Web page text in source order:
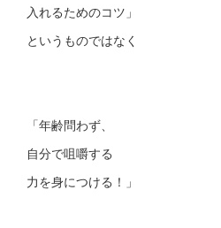
入れるためのコツ 」
というものではなく
「年齢問わず、
自分で咀嚼する
力を身につける！」